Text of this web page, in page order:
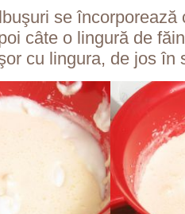
se încorporează
câte o lingură de
cu lingura, de jos în